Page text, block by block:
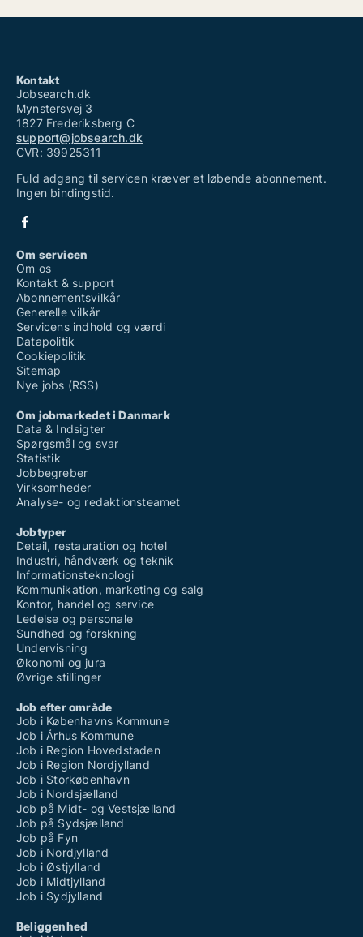
Kontakt
Jobsearch.dk
Mynstersvej 3
1827 Frederiksberg C
support@jobsearch.dk
CVR: 39925311
Fuld adgang til servicen kræver et løbende abonnement.
Ingen bindingstid.
Om servicen
Om os
Kontakt & support
Abonnementsvilkår
Generelle vilkår
Servicens indhold og værdi
Datapolitik
Cookiepolitik
Sitemap
Nye jobs (RSS)
Om jobmarkedet i Danmark
Data & Indsigter
Spørgsmål og svar
Statistik
Jobbegreber
Virksomheder
Analyse- og redaktionsteamet
Jobtyper
Detail, restauration og hotel
Industri, håndværk og teknik
Informationsteknologi
Kommunikation, marketing og salg
Kontor, handel og service
Ledelse og personale
Sundhed og forskning
Undervisning
Økonomi og jura
Øvrige stillinger
Job efter område
Job i Københavns Kommune
Job i Århus Kommune
Job i Region Hovedstaden
Job i Region Nordjylland
Job i Storkøbenhavn
Job i Nordsjælland
Job på Midt- og Vestsjælland
Job på Sydsjælland
Job på Fyn
Job i Nordjylland
Job i Østjylland
Job i Midtjylland
Job i Sydjylland
Beliggenhed